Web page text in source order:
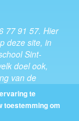
77 91 57. Hier
deze site, in
Sint-
doel ook,
van de
te
toestemming om